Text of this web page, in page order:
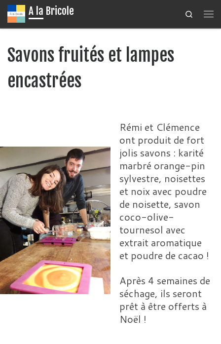
Passer au contenu
A la Bricole
Search
Savons fruités et lampes
encastrées
Rémi et Clémence
ont produit de fort
jolis savons : karité
marbré orange-pin
sylvestre, noisettes
et noix avec poudre
de noisette, savon
coco-olive-
tournesol avec
extrait aromatique
et poudre de cacao !
Après 4 semaines de
séchage, ils seront
prêt à être offerts à
Noël !